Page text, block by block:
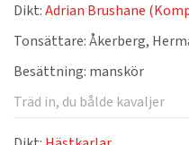
Dikt:Adrian Brushane
Tonsättare:Åkerberg,
Besättning: manskör
Träd in, du bålde kavaljer